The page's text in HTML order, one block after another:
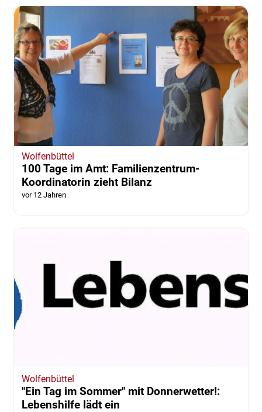
Wolfenbüttel
100 Tage im Amt: Familienzentrum-
Koordinatorin zieht Bilanz
vor 12 Jahren
Wolfenbüttel
"Ein Tag im Sommer" mit Donnerwetter!:
Lebenshilfe lädt ein